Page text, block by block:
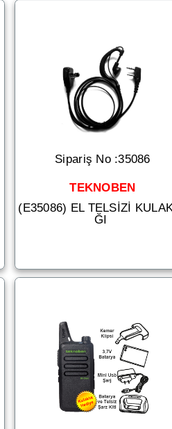
Sipariş No :35086
TEKNOBEN
(E35086) EL TELSİZİ
ĞI